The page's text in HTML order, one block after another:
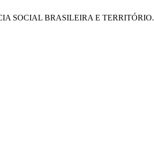
SOCIAL BRASILEIRA E TERRITÓRIO.